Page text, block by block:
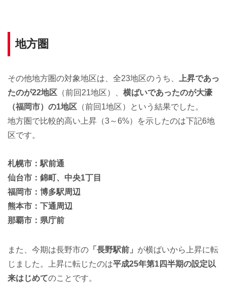
地方圏
その他地方圏の対象地区は、全23地区のうち、
上昇であっ
たのが22地区 （前回21地区）、 横ばいであったのが大濠
（福岡市）の1地区 （前回1地区）という結果でした。
地方圏で比較的高い上昇（3～6%）を示したのは下記6地
区です。
札幌市：駅前通
仙台市：錦町、中央1丁目
福岡市：博多駅周辺
熊本市：下通周辺
那覇市：県庁前
また、今期は長野市の 「長野駅前」 が横ばいから上昇に転
じました。上昇に転じたのは平成25年第1四半期の設定以
来はじめてのことです。